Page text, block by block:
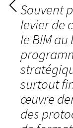
Souvent
levier de
le BIM
surtout
œuvre
des